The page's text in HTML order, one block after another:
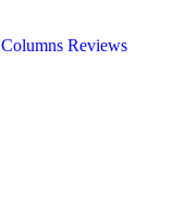
Columns Reviews